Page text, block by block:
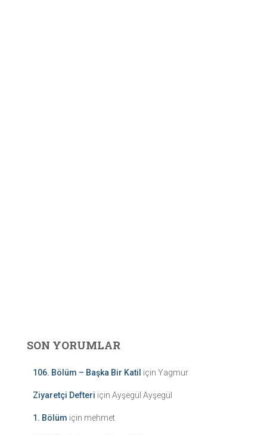
SON YORUMLAR
106. Bölüm – Başka Bir Katil için Yagmur
Ziyaretçi Defteri için Ayşegül Ayşegül
1. Bölüm için mehmet